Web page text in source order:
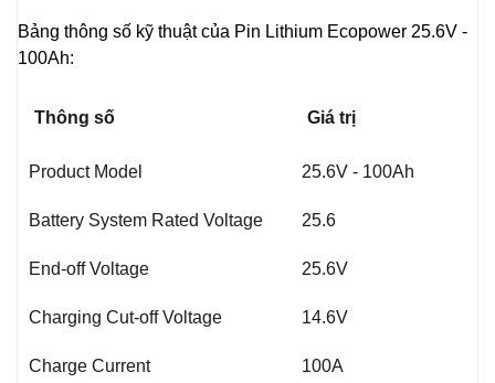
Bảng thông số kỹ thuật của Pin Lithium Ecopower 25.6V -
100Ah:
Thông số Giá trị
Product Model 25.6V - 100Ah
Battery System Rated Voltage 25.6
End-off Voltage 25.6V
Charging Cut-off Voltage 14.6V
Charge Current 100A